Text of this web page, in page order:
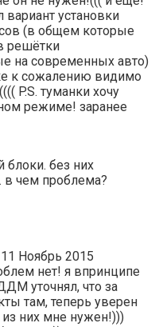
вариант установки
(в общем которые
решётки
на современных авто)
к сожалению видимо
P.S. туманки хочу
режиме! заранее
без них
в чем проблема?
Ноябрь 2015
нет! я впринципе
уточнял, что за
там, теперь уверен
из них мне нужен!)))